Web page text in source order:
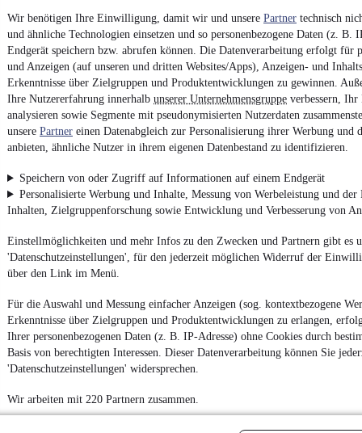
Wir benötigen Ihre Einwilligung, damit wir und unsere Partner technisch
und ähnliche Technologien einsetzen und so personenbezogene Daten (z. B.
Endgerät speichern bzw. abrufen können. Die Datenverarbeitung erfolgt für
und Anzeigen (auf unseren und dritten Websites/Apps), Anzeigen- und
Erkenntnisse über Zielgruppen und Produktentwicklungen zu gewinnen.
Ihre Nutzererfahrung innerhalb unserer Unternehmensgruppe verbessern, Ihr
analysieren sowie Segmente mit pseudonymisierten Nutzerdaten
unsere Partner einen Datenabgleich zur Personalisierung ihrer Werbung und
anbieten, ähnliche Nutzer in ihrem eigenen Datenbestand zu identifizieren.
Speichern von oder Zugriff auf Informationen auf einem Endgerät
Personalisierte Werbung und Inhalte, Messung von Werbeleistung und der
Inhalten, Zielgruppenforschung sowie Entwicklung und Verbesserung von
Einstellmöglichkeiten und mehr Infos zu den Zwecken und Partnern gibt es
'Datenschutzeinstellungen', für den jederzeit möglichen Widerruf der
über den Link im Menü.
Für die Auswahl und Messung einfacher Anzeigen (sog. kontextbezogene
Erkenntnisse über Zielgruppen und Produktentwicklungen zu erlangen,
Ihrer personenbezogenen Daten (z. B. IP-Adresse) ohne Cookies durch
Basis von berechtigten Interessen. Dieser Datenverarbeitung können Sie
'Datenschutzeinstellungen' widersprechen.
Wir arbeiten mit 220 Partnern zusammen.